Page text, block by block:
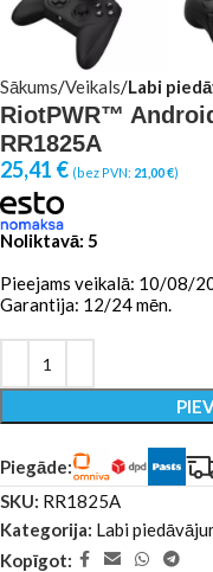
Sākums Veikals Labi
RiotPWR™
RR1825A
25,41 € (bez PVN: 21,00€)
Noliktavā: 5
Pieejams veikalā: 10/08/
Garantija: 12/24 mēn.
Piegāde:
SKU: RR1825A
Kategorija: Labi
Kopīgot: